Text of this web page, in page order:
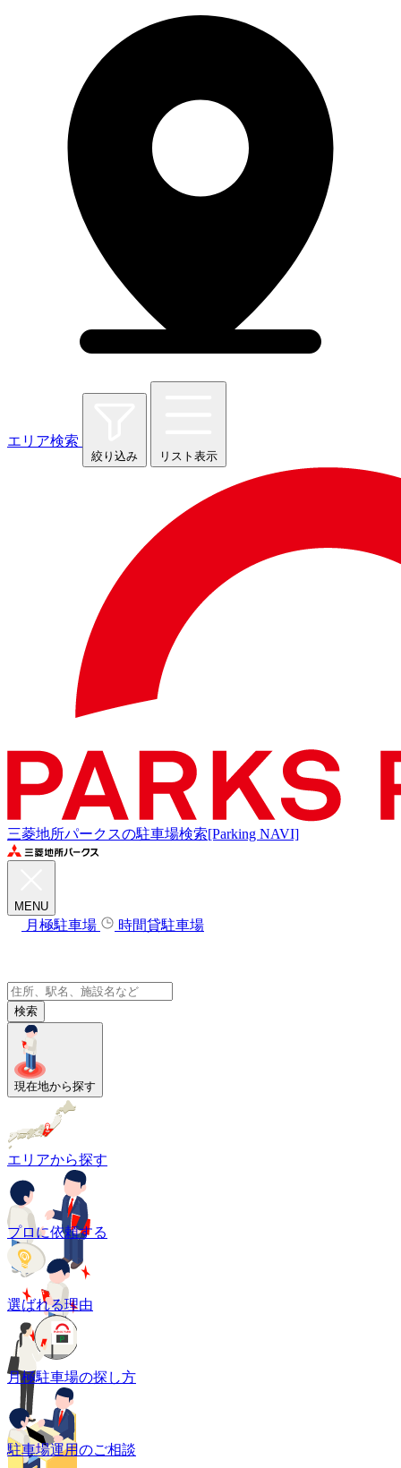
エリア検索
絞り込み リスト表示
三菱地所パークスの駐車場検索[Parking NAVI]
MENU
月極駐車場 時間貸駐車場
検索
現在地から探す
エリアから探す
プロに依頼する
選ばれる理由
月極駐車場の探し方
駐車場運用のご相談